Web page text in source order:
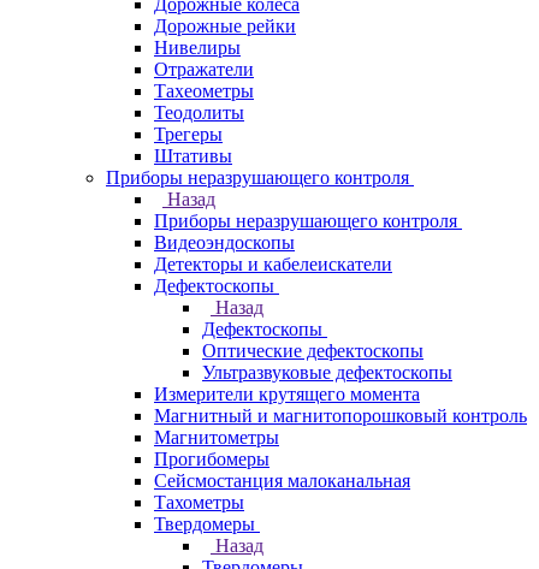
Дорожные колеса
Дорожные рейки
Нивелиры
Отражатели
Тахеометры
Теодолиты
Трегеры
Штативы
Приборы неразрушающего контроля
Назад
Приборы неразрушающего контроля
Видеоэндоскопы
Детекторы и кабелеискатели
Дефектоскопы
Назад
Дефектоскопы
Оптические дефектоскопы
Ультразвуковые дефектоскопы
Измерители крутящего момента
Магнитный и магнитопорошковый контроль
Магнитометры
Прогибомеры
Сейсмостанция малоканальная
Тахометры
Твердомеры
Назад